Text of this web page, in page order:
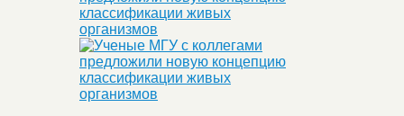
классификации живых
организмов